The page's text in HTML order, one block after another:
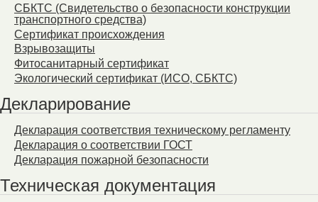
СБКТС (Свидетельство о безопасности конструкции
транспортного средства)
Сертификат происхождения
Взрывозащиты
Фитосанитарный сертификат
Экологический сертификат (ИСО, СБКТС)
Декларирование
Декларация соответствия техническому регламенту
Декларация о соответствии ГОСТ
Декларация пожарной безопасности
Техническая документация